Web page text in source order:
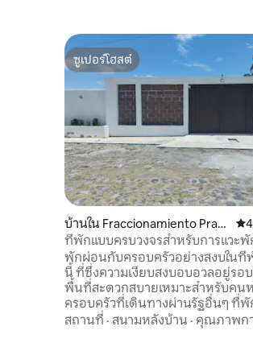
ซูเปอร์โฮสต์
ซูเปอร์โฮสต์
บ้านใน Fraccionamiento Prad
os del Sol
คะ
ที่พักแบบครบวงจรสำหรับการแวะพั
พักผ่อนกับครอบครัวอย่างสงบในที่
นี้ ที่ซึ่งความเงียบสงบอบอวลอยู่รอ
พื้นที่สะดวกสบายเหมาะสำหรับคน
ครอบครัวที่เดินทางผ่านรัฐอื่นๆ ที่
ห่างจาก Pista Siglo 21 เพียง 10 นาที
จาก Pista CD Mex เพียง 25 นาที ห่า
สถานที่ · สนามหลังบ้าน · คุณภาพก